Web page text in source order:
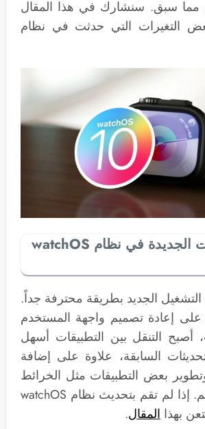
مما سبق. سنشارك في هذا المقال
التغيرات التي حدثت في نظام
ما هي الميزات الجديدة في نظام watchOS
الجديد بطريقة محترفة جداً.
إعادة تصميم واجهة المستخدم
أصبح التنقل بين التطبيقات أسهل
السابقة، علاوة على إضافة
بعض التطبيقات مثل الخرائط
والطقس والأسهم. إذا لم تقم بتحديث نظام watchOS
المقال.